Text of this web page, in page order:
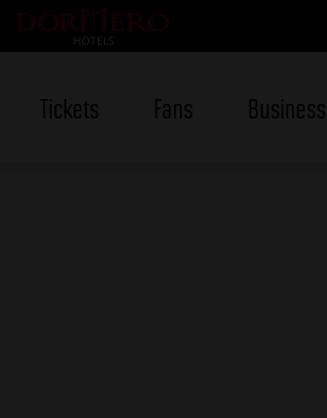
Tickets Fans Business